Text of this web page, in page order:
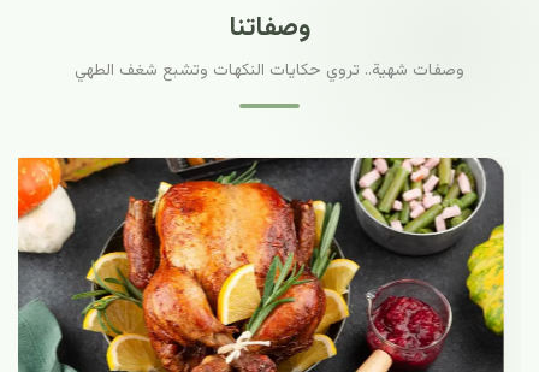
وصفاتنا
وصفات شهية.. تروي حكايات النكهات وتشبع شغف الطهي